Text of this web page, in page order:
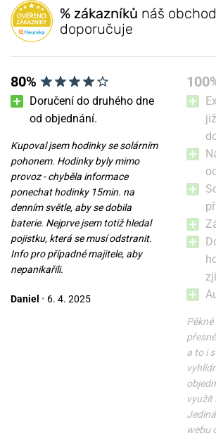
Přidat dotaz
Box na hodinky Designhütte
Auckland 6 70005-142
Skladem v úterý 11. 8. u vás
4 780 Kč
Box na
Skladem
% zákazníků náš obchod
doporučuje
80%
Doručení do druhého dne
od objednání.
Kupoval jsem hodinky se solárním
pohonem. Hodinky byly mimo
provoz - chyběla informace
ponechat hodinky 15min. na
denním světle, aby se dobila
baterie. Nejprve jsem totiž hledal
pojistku, která se musí odstranit.
Info pro případné majitele, aby
nepanikařili.
Daniel • 6. 4. 2025
a to i
využít
webu